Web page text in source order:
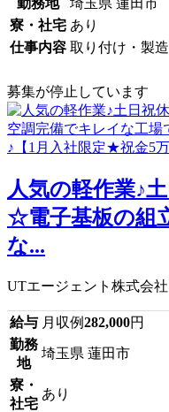
勤務地
埼玉県 蓮田市
寮・社宅 あり
仕事内容 取り付け・製
募集が停止しています
人気の軽作業♪
☆電子基板の組
な...
UTエージェント株式会社
給与 月収例282,000円
勤務
地
埼玉県 蓮田市
寮・
社宅
あり